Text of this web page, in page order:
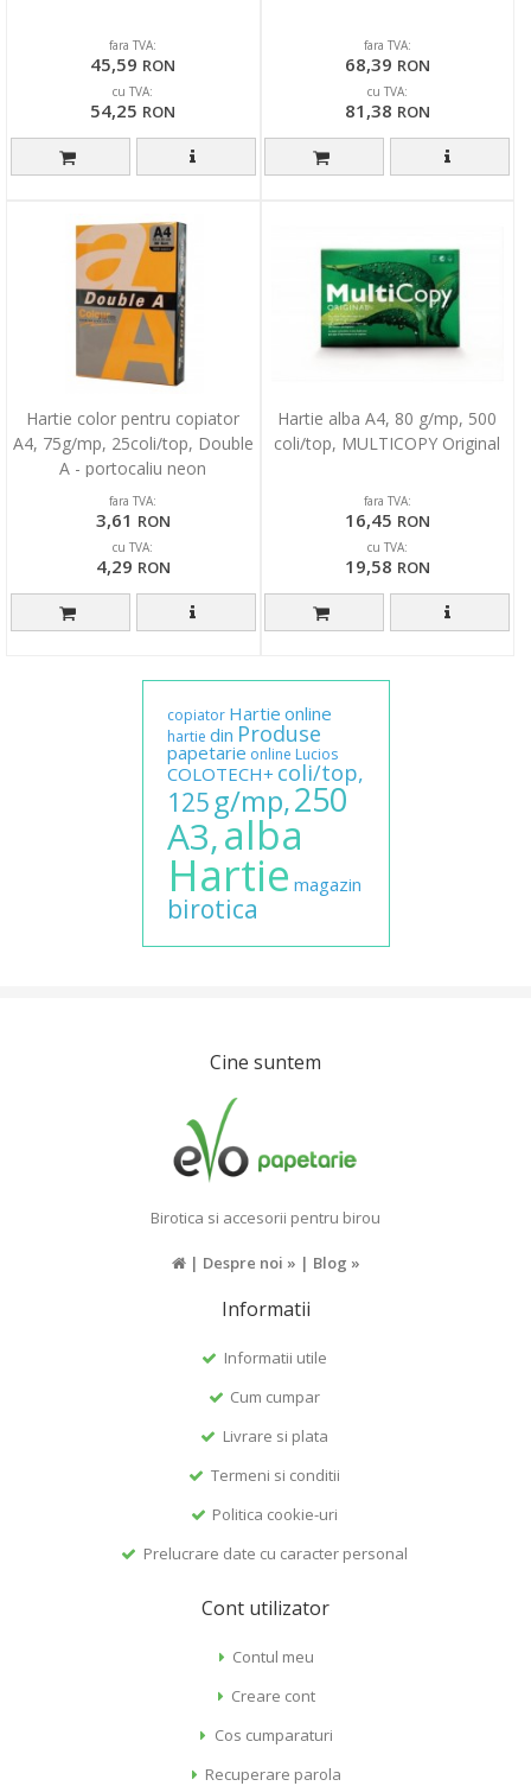
fara TVA:
45,59 RON
cu TVA:
54,25 RON
fara TVA:
68,39 RON
cu TVA:
81,38 RON
Hartie color pentru copiator
A4, 75g/mp, 25coli/top, Double
A - portocaliu neon
fara TVA:
3,61 RON
cu TVA:
4,29 RON
Hartie alba A4, 80 g/mp, 500
coli/top, MULTICOPY Original
fara TVA:
16,45 RON
cu TVA:
19,58 RON
copiator Hartie online
hartie din Produse
papetarie online Lucios
COLOTECH+ coli/top,
125 g/mp,250
A3,alba
Hartie magazin
birotica
Cine suntem
Birotica si accesorii pentru birou
| Despre noi » | Blog »
Informatii
Informatii utile
Cum cumpar
Livrare si plata
Termeni si conditii
Politica cookie-uri
Prelucrare date cu caracter personal
Cont utilizator
Contul meu
Creare cont
Cos cumparaturi
Recuperare parola